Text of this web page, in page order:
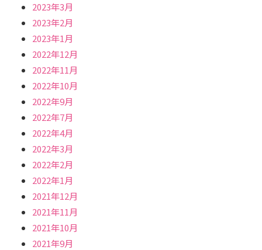
2023年3月
2023年2月
2023年1月
2022年12月
2022年11月
2022年10月
2022年9月
2022年7月
2022年4月
2022年3月
2022年2月
2022年1月
2021年12月
2021年11月
2021年10月
2021年9月